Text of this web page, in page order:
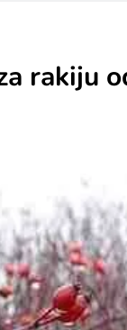
rakiju